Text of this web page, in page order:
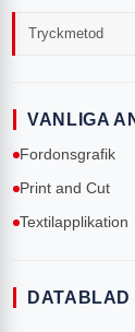
Tryckmetod
VANLIGA
Fordonsgrafik
Print and Cut
Textilapplikation